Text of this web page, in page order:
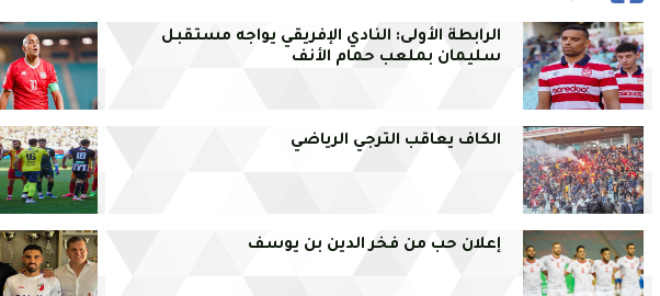
الرابطة الأولى: النادي الإفريقي يواجه مستقبل
سليمان بملعب حمام الأنف
الكاف يعاقب الترجي الرياضي
إعلان حب من فخر الدين بن يوسف